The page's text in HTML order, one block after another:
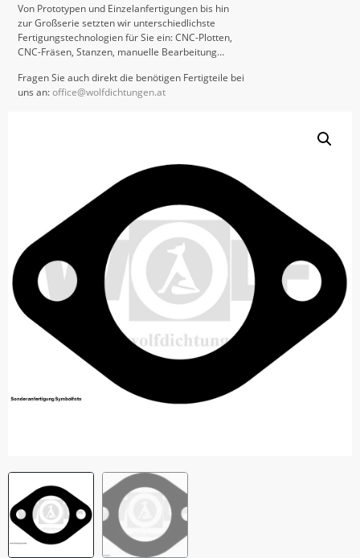
Von Prototypen und Einzelanfertigungen bis hin
zur Großserie setzten wir unterschiedlichste
Fertigungstechnologien für Sie ein: CNC-Plotten,
CNC-Fräsen, Stanzen, manuelle Bearbeitung…
Fragen Sie auch direkt die benötigen Fertigteile bei
uns an:office@wolfdichtungen.at